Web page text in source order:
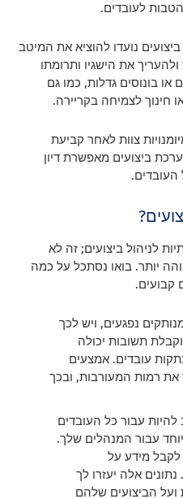
לעובדים.
נועדו להוציא את המיטב
את הישגיו ותרומתו
או בונוסים גדלות, כמו גם
חינוך לצמיחה בקריירה.
צוות לאחר קביעת
ביצועים מאפשרת דיון
העובדים.
לניהול ביצועים; זה לא
יותר. בואו נסתכל על כמה
קבועים.
נפגעים, ויש לכך
תשובות יכולה
עובדים. אמצעים
רמות המעורבות, ובכך
עבור כל העובדים
עבור המנהלים שלך.
לקבל מידע על
אלה יעזרו לך
הביצועים שלהם